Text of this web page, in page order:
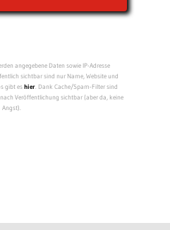
angegebene Daten sowie IP-Adresse
sichtbar sind nur Name, Website und
gibt eshier. Dank Cache/Spam-Filter sind
Veröffentlichung sichtbar (aber da, keine
Angst).